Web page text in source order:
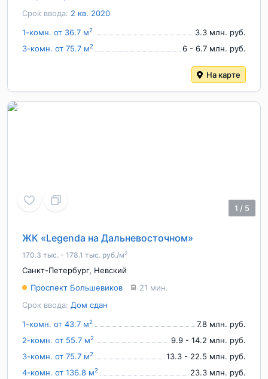
Срок ввода: 2 кв. 2020
1-комн. от 36.7 м2
3.3 млн. руб.
3-комн. от 75.7 м2 6 - 6.7 млн. руб.
На карте
1 / 5
ЖК «Legenda на Дальневосточном»
170.3 тыс. - 178.1 тыс. руб./м2
Санкт-Петербург, Невский
Срок ввода: Дом сдан
Проспект Большевиков 21 мин.
1-комн. от 43.7 м2
7.8 млн. руб.
2-комн. от 55.7 м2
9.9 - 14.2 млн. руб.
3-комн. от 75.7 м2
13.3 - 22.5 млн. руб.
4-комн. от 136.8 м2 23.3 млн. руб.